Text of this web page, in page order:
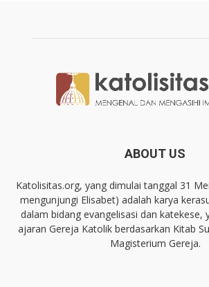
ABOUT US
Katolisitas.org, yang dimulai tanggal 31
mengunjungi Elisabet) adalah karya
dalam bidang evangelisasi dan katekese,
ajaran Gereja Katolik berdasarkan Kitab
Magisterium Gereja.